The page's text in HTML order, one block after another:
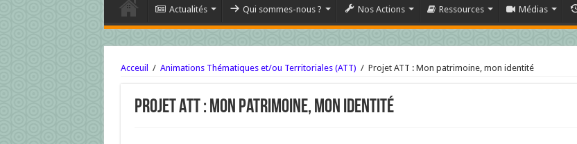
Actualités Qui sommes-nous ? Nos Actions Ressources Médias
Acceuil / Animations Thématiques et/ou Territoriales (ATT) / Projet ATT : Mon patrimoine, mon identité
Projet ATT : Mon patrimoine, mon identité